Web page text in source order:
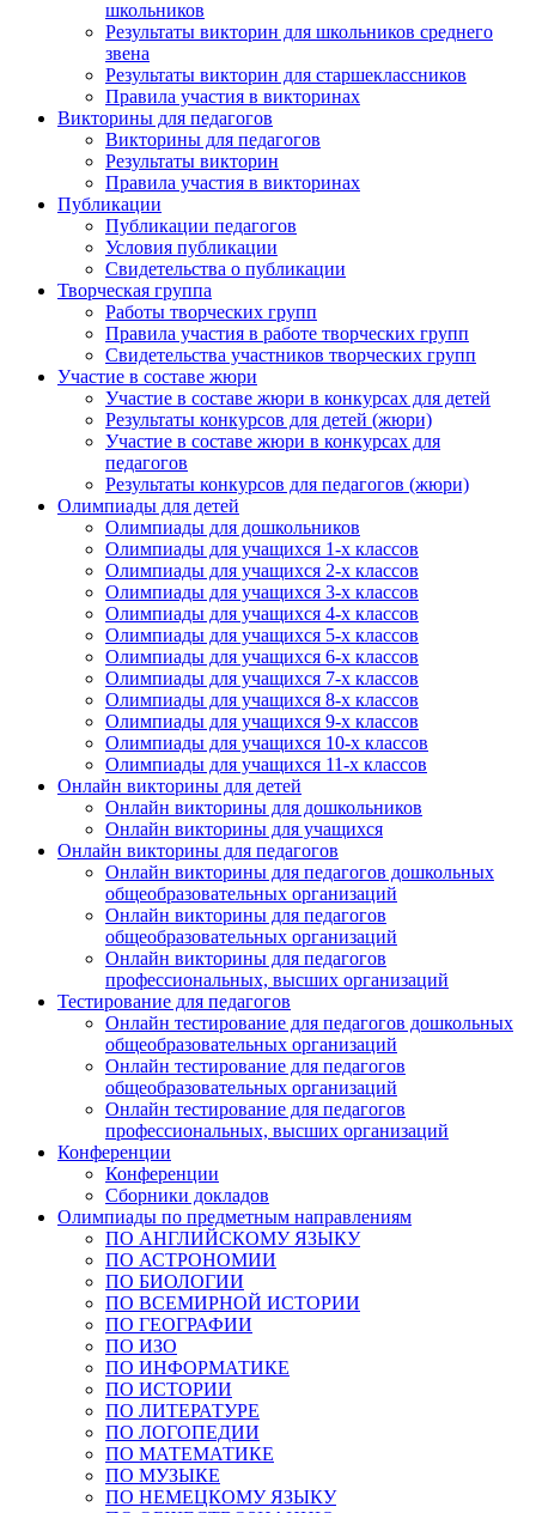
школьников
Результаты викторин для школьников среднего
звена
Результаты викторин для старшеклассников
Правила участия в викторинах
Викторины для педагогов
Викторины для педагогов
Результаты викторин
Правила участия в викторинах
Публикации
Публикации педагогов
Условия публикации
Свидетельства о публикации
Творческая группа
Работы творческих групп
Правила участия в работе творческих групп
Свидетельства участников творческих групп
Участие в составе жюри
Участие в составе жюри в конкурсах для детей
Результаты конкурсов для детей (жюри)
Участие в составе жюри в конкурсах для
педагогов
Результаты конкурсов для педагогов (жюри)
Олимпиады для детей
Олимпиады для дошкольников
Олимпиады для учащихся 1-х классов
Олимпиады для учащихся 2-х классов
Олимпиады для учащихся 3-х классов
Олимпиады для учащихся 4-х классов
Олимпиады для учащихся 5-х классов
Олимпиады для учащихся 6-х классов
Олимпиады для учащихся 7-х классов
Олимпиады для учащихся 8-х классов
Олимпиады для учащихся 9-х классов
Олимпиады для учащихся 10-х классов
Олимпиады для учащихся 11-х классов
Онлайн викторины для детей
Онлайн викторины для дошкольников
Онлайн викторины для учащихся
Онлайн викторины для педагогов
Онлайн викторины для педагогов дошкольных
общеобразовательных организаций
Онлайн викторины для педагогов
общеобразовательных организаций
Онлайн викторины для педагогов
профессиональных, высших организаций
Тестирование для педагогов
Онлайн тестирование для педагогов дошкольных
общеобразовательных организаций
Онлайн тестирование для педагогов
общеобразовательных организаций
Онлайн тестирование для педагогов
профессиональных, высших организаций
Конференции
Конференции
Сборники докладов
Олимпиады по предметным направлениям
ПО АНГЛИЙСКОМУ ЯЗЫКУ
ПО АСТРОНОМИИ
ПО БИОЛОГИИ
ПО ВСЕМИРНОЙ ИСТОРИИ
ПО ГЕОГРАФИИ
ПО ИЗО
ПО ИНФОРМАТИКЕ
ПО ИСТОРИИ
ПО ЛИТЕРАТУРЕ
ПО ЛОГОПЕДИИ
ПО МАТЕМАТИКЕ
ПО МУЗЫКЕ
ПО НЕМЕЦКОМУ ЯЗЫКУ